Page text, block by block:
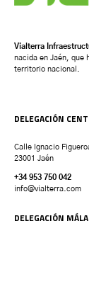
Vialterra
nacida en Jaén, que
territorio nacional.
DELEGACIÓN
Calle Ignacio
23001 Jaén
+34 953 750 042
info@vialterra.com
DELEGACIÓN